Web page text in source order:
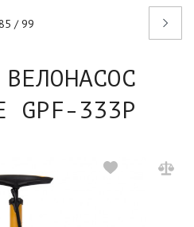
/ 99
Наступний
GPF-333P